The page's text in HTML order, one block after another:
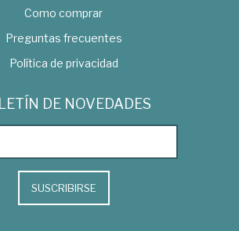
Como comprar
Preguntas frecuentes
Política de privacidad
DE NOVEDADES
SUSCRIBIRSE